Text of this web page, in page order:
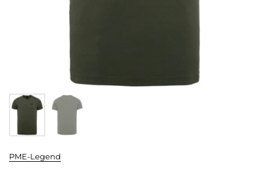
PME-Legend